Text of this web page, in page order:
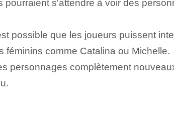
s'attendre à voir des
possible que les joueurs puissent
féminins comme Catalina ou Michelle.
personnages complètement